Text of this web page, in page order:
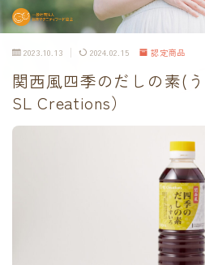
MENU
home
2023.10.13 2024.02.15 認定商品
関西風四季のだしの素(
SL Creations）